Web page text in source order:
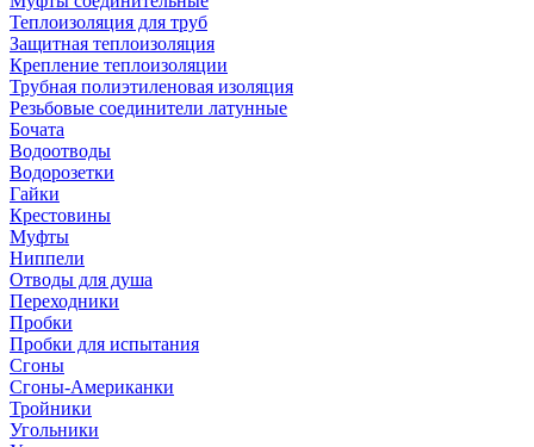
Теплоизоляция для труб
Защитная теплоизоляция
Крепление теплоизоляции
Трубная полиэтиленовая изоляция
Резьбовые соединители латунные
Бочата
Водоотводы
Водорозетки
Гайки
Крестовины
Муфты
Ниппели
Отводы для душа
Переходники
Пробки
Пробки для испытания
Сгоны
Сгоны-Американки
Тройники
Угольники